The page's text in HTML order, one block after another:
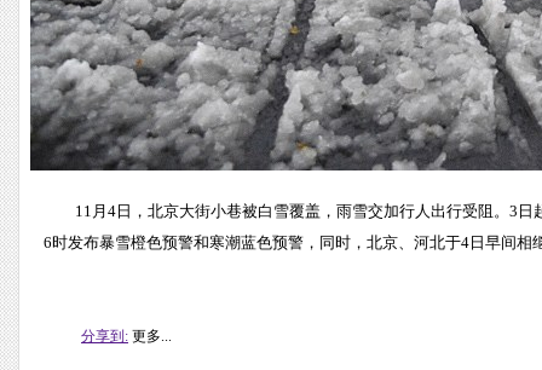
11月4日，北京大街小巷被白雪覆盖，雨雪交加行人出行受阻。3
6时发布暴雪橙色预警和寒潮蓝色预警，同时，北京、河北于4日早间
分享到: 更多...